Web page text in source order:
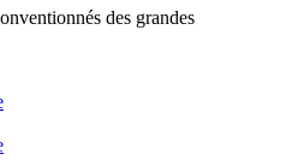
des grandes